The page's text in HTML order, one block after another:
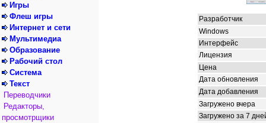
Игры
Флеш игры
Интернет и сети
Мультимедиа
Образование
Рабочий стол
Система
Текст
Переводчики
Редакторы,
просмотрщики
Разработчик
Windows
Интерфейс
Лицензия
Цена
Дата обновления
Дата добавления
Загружено вчера
Загружено за 7